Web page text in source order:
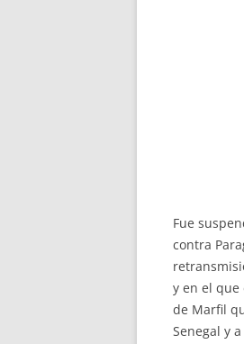
Fue
contra
y en el que
de Marfil
Senegal y